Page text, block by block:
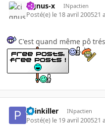
cignus-x INpactien
Posté(e) le 18 avril 200521 a
C'est quand même pô
painkiller INpactien
Posté(e) le 19 avril 200521 a